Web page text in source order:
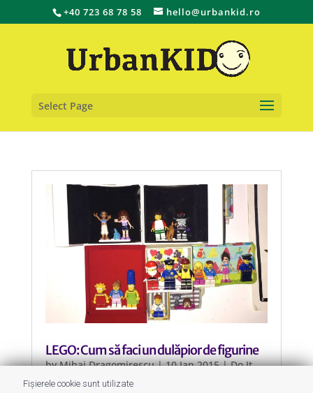
+40 723 68 78 58 hello@urbankid.ro
Select Page
LEGO: Cum să faci un dulăpior de figurine
byMihai Dragomirescu|10 Jan 2015|Do It
Yourself,LEGO,Mihai Dragomirescu
Fișierele cookie sunt utilizate